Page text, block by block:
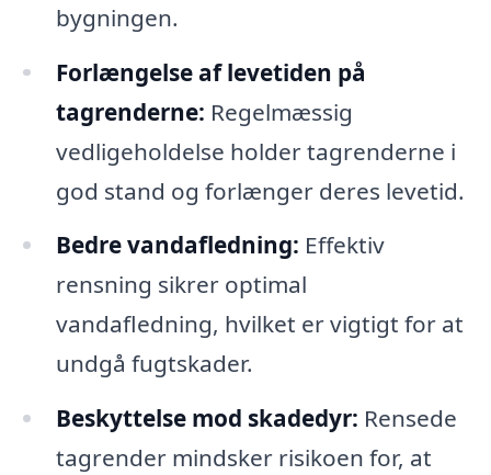
bygningen.
Forlængelse af levetiden på
tagrenderne: Regelmæssig
vedligeholdelse holder tagrenderne i
god stand og forlænger deres levetid.
Bedre vandafledning: Effektiv
rensning sikrer optimal
vandafledning, hvilket er vigtigt for at
undgå fugtskader.
Beskyttelse mod skadedyr: Rensede
tagrender mindsker risikoen for, at